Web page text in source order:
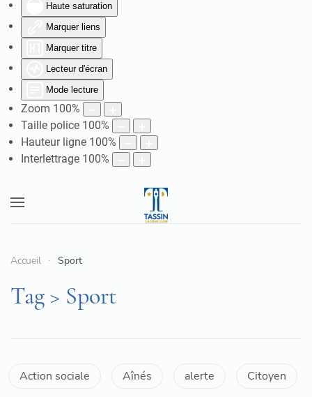
Haute saturation
Marquer liens
Marquer titre
Lecteur d'écran
Mode lecture
Zoom 100%
Taille police 100%
Hauteur ligne 100%
Interlettrage 100%
Accueil Sport
Tag > Sport
Action sociale Aînés alerte Citoyen